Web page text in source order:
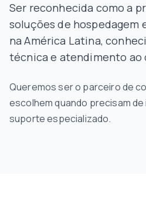
Ser reconhecida como a
soluções de hospedagem
na América Latina,
técnica e atendimento ao
Queremos ser o parceiro de
escolhem quando precisam
suporte especializado.